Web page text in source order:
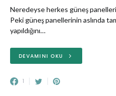
Neredeyse herkes güneş
Peki güneş panellerinin aslında
yapıldığını…
DEVAMINI OKU
1